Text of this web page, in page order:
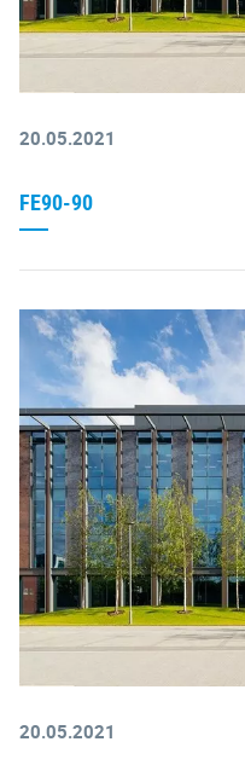
20.05.2021
FE90-90
20.05.2021